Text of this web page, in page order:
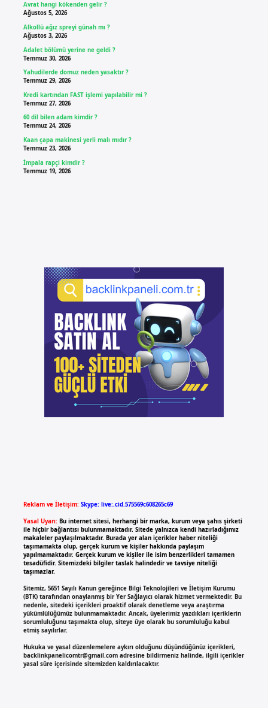
Avrat hangi kökenden gelir ?
Ağustos 5, 2026
Alkollü ağız spreyi günah mı ?
Ağustos 3, 2026
Adalet bölümü yerine ne geldi ?
Temmuz 30, 2026
Yahudilerde domuz neden yasaktır ?
Temmuz 29, 2026
Kredi kartından FAST işlemi yapılabilir mi ?
Temmuz 27, 2026
60 dil bilen adam kimdir ?
Temmuz 24, 2026
Kaan çapa makinesi yerli malı mıdır ?
Temmuz 23, 2026
İmpala rapçi kimdir ?
Temmuz 19, 2026
Reklam ve İletişim: Skype: live:.cid.575569c608265c69
Yasal Uyarı: Bu internet sitesi, herhangi bir marka, kurum veya şahıs şirketi
ile hiçbir bağlantısı bulunmamaktadır. Sitede yalnızca kendi hazırladığımız
makaleler paylaşılmaktadır. Burada yer alan içerikler haber niteliği
taşımamakta olup, gerçek kurum ve kişiler hakkında paylaşım
yapılmamaktadır. Gerçek kurum ve kişiler ile isim benzerlikleri tamamen
tesadüfidir. Sitemizdeki bilgiler taslak halindedir ve tavsiye niteliği
taşımazlar.
Sitemiz, 5651 Sayılı Kanun gereğince Bilgi Teknolojileri ve İletişim Kurumu
(BTK) tarafından onaylanmış bir Yer Sağlayıcı olarak hizmet vermektedir. Bu
nedenle, sitedeki içerikleri proaktif olarak denetleme veya araştırma
yükümlülüğümüz bulunmamaktadır. Ancak, üyelerimiz yazdıkları içeriklerin
sorumluluğunu taşımakta olup, siteye üye olarak bu sorumluluğu kabul
etmiş sayılırlar.
Hukuka ve yasal düzenlemelere aykırı olduğunu düşündüğünüz içerikleri,
backlinkpanelicomtr@gmail.comadresine bildirmeniz halinde, ilgili içerikler
yasal süre içerisinde sitemizden kaldırılacaktır.